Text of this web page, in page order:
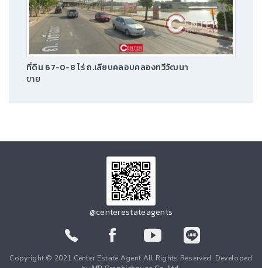
ที่ดิน 67-0-8 ไร่ ถ.เลียบคลอบคลองทวีวัฒนา
ขาย
@centerestateagents
Copyright © 2021 Center Estate Agent All Rights Reserved. Developed